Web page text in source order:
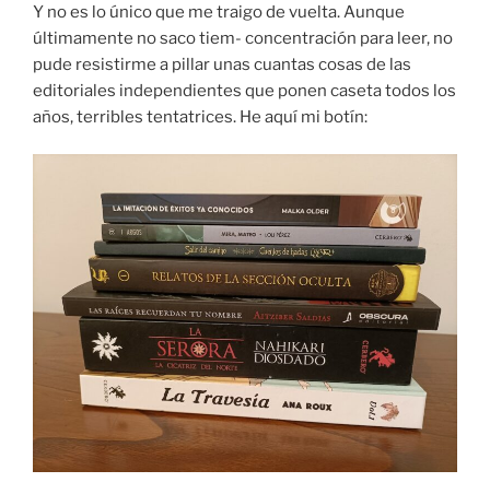
Y no es lo único que me traigo de vuelta. Aunque
últimamente no saco tiem- concentración para leer, no
pude resistirme a pillar unas cuantas cosas de las
editoriales independientes que ponen caseta todos los
años, terribles tentatrices. He aquí mi botín: